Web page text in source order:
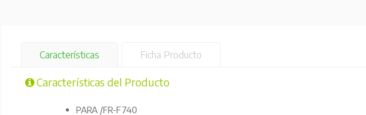
Características Ficha Producto
Características del Producto
PARA /FR-F740